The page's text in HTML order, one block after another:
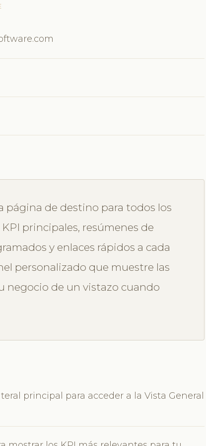
página de destino para todos los
principales, resúmenes de
y enlaces rápidos a cada
personalizado que muestre las
negocio de un vistazo cuando
principal para acceder a la Vista General